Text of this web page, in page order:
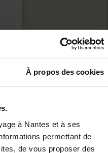
À propos des cookies
à Nantes et à ses
permettant de
de vous proposer des
-
cart